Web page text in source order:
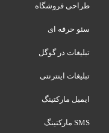
طراحی فروشگاه
سئو حرفه ای
تبلیغات در گوگل
تبلیغات اینترنتی
ایمیل مارکتینگ
SMS مارکتینگ